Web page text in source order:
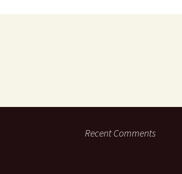
Nuits
Recent Comments